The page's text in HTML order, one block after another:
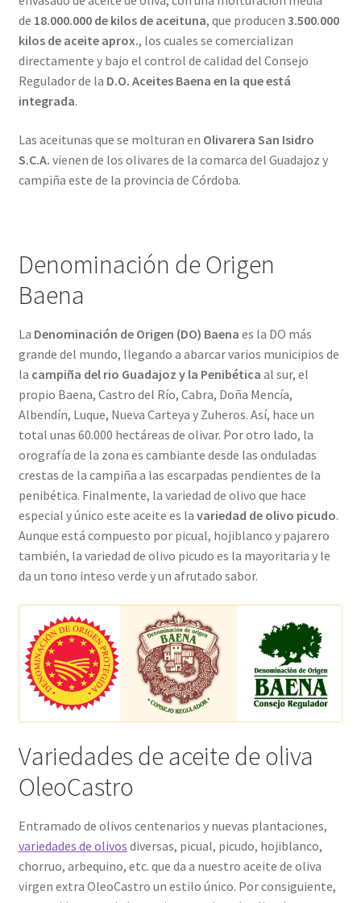
de 18.000.000 de kilos de aceituna, que producen 3.500.000
kilos de aceite aprox., los cuales se comercializan
directamente y bajo el control de calidad del Consejo
Regulador de la D.O. Aceites Baena en la que está
integrada.
Las aceitunas que se molturan en Olivarera San Isidro
S.C.A. vienen de los olivares de la comarca del Guadajoz y
campiña este de la provincia de Córdoba.
Denominación de Origen
Baena
La Denominación de Origen (DO) Baena es la DO más
grande del mundo, llegando a abarcar varios municipios de
la campiña del rio Guadajoz y la Penibética al sur, el
propio Baena, Castro del Río, Cabra, Doña Mencía,
Albendín, Luque, Nueva Carteya y Zuheros. Así, hace un
total unas 60.000 hectáreas de olivar. Por otro lado, la
orografía de la zona es cambiante desde las onduladas
crestas de la campiña a las escarpadas pendientes de la
penibética. Finalmente, la variedad de olivo que hace
especial y único este aceite es la variedad de olivo picudo.
Aunque está compuesto por picual, hojiblanco y pajarero
también, la variedad de olivo picudo es la mayoritaria y le
da un tono inteso verde y un afrutado sabor.
Variedades de aceite de oliva
OleoCastro
Entramado de olivos centenarios y nuevas plantaciones,
variedades de olivos diversas, picual, picudo, hojiblanco,
chorruo, arbequino, etc. que da a nuestro aceite de oliva
virgen extra OleoCastro un estilo único. Por consiguiente,